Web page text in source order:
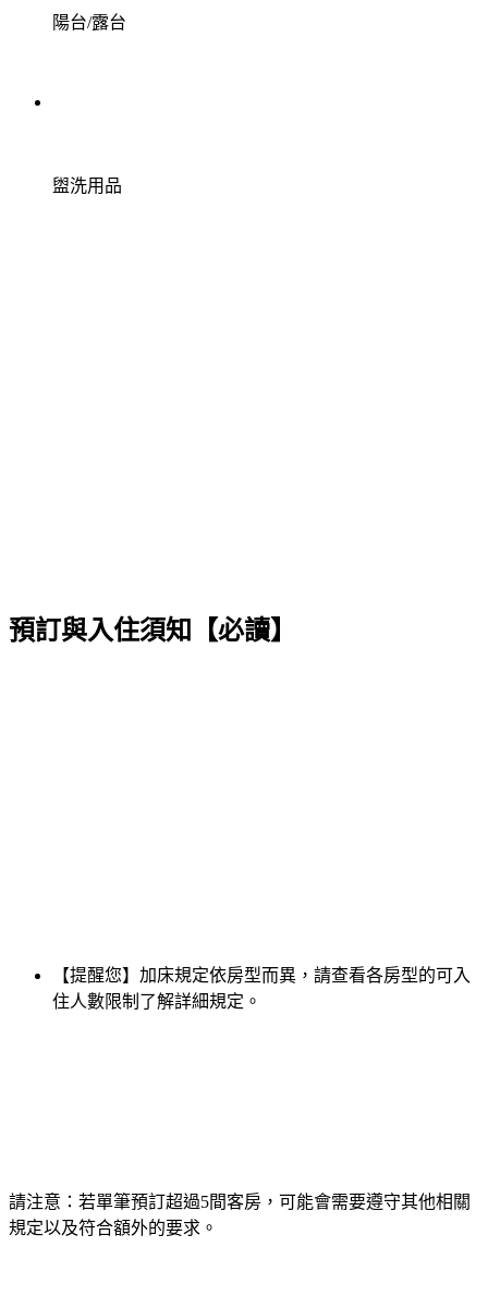
陽台/露台
盥洗用品
預訂與入住須知【必讀】
【提醒您】加床規定依房型而異，請查看各房型的可入
住人數限制了解詳細規定。
請注意：若單筆預訂超過5間客房，可能會需要遵守其他相關
規定以及符合額外的要求。